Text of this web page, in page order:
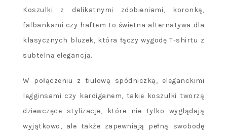
Koszulki z delikatnymi zdobieniami, koronką,
falbankami czy haftem to świetna alternatywa dla
klasycznych bluzek, która łączy wygodę T-shirtu z
subtelną elegancją.
W połączeniu z tiulową spódniczką, eleganckimi
legginsami czy kardiganem, takie koszulki tworzą
dziewczęce stylizacje, które nie tylko wyglądają
wyjątkowo, ale także zapewniają pełną swobodę